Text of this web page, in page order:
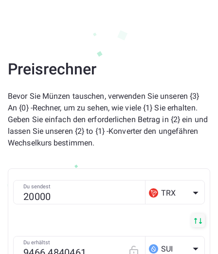
Preisrechner
Bevor Sie Münzen tauschen, verwenden Sie unseren {3}
An {0} -Rechner, um zu sehen, wie viele {1} Sie erhalten.
Geben Sie einfach den erforderlichen Betrag in {2} ein und
lassen Sie unseren {2} to {1} -Konverter den ungefähren
Wechselkurs bestimmen.
Du sendest
TRX
Du erhältst
SUI